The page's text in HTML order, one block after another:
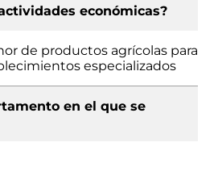
económicas?
de productos agrícolas para
especializados
en el que se